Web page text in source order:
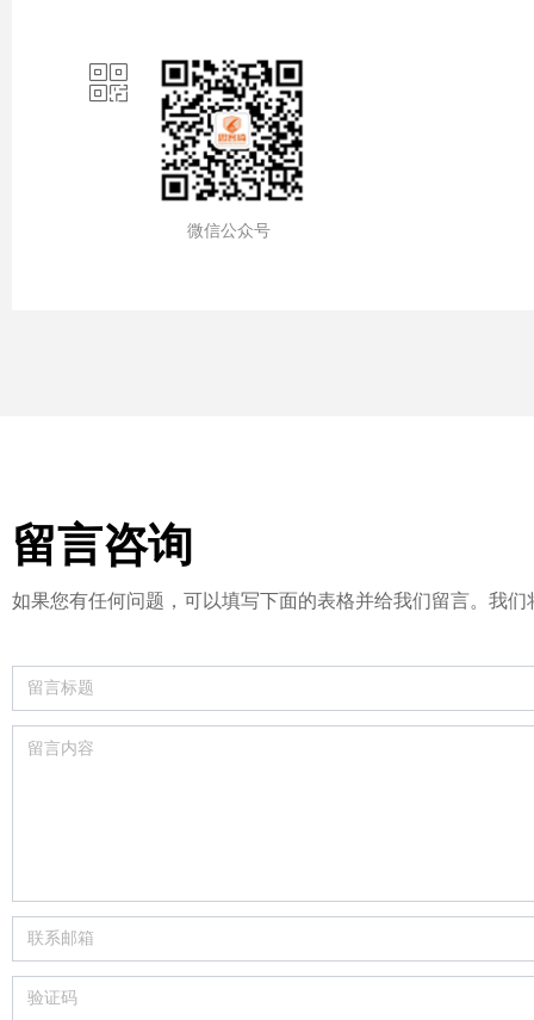
ꀥ
微信公众号
留言咨询
如果您有任何问题，可以填写下面的表格并给我们留言。我